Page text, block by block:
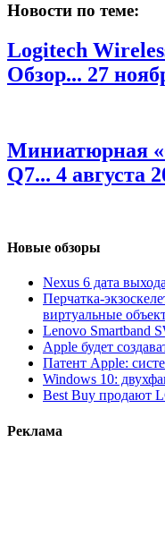
Новости по теме:
Logitech
Обзор... 27
Миниатюрная
Q7... 4 августа
Новые обзоры
Nexus 6 дата
Перчатка-
виртуальные
Lenovo Smartband
Apple будет
Патент Apple:
Windows 10:
Best Buy продают
Реклама